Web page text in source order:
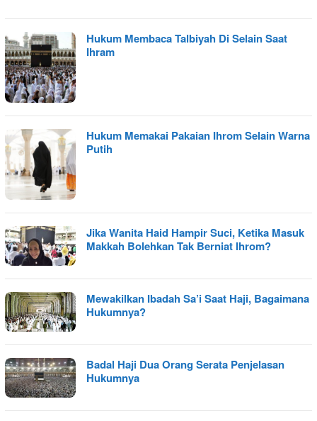
Hukum Membaca Talbiyah Di Selain Saat
Ihram
Hukum Memakai Pakaian Ihrom Selain Warna
Putih
Jika Wanita Haid Hampir Suci, Ketika Masuk
Makkah Bolehkan Tak Berniat Ihrom?
Mewakilkan Ibadah Sa’i Saat Haji, Bagaimana
Hukumnya?
Badal Haji Dua Orang Serata Penjelasan
Hukumnya